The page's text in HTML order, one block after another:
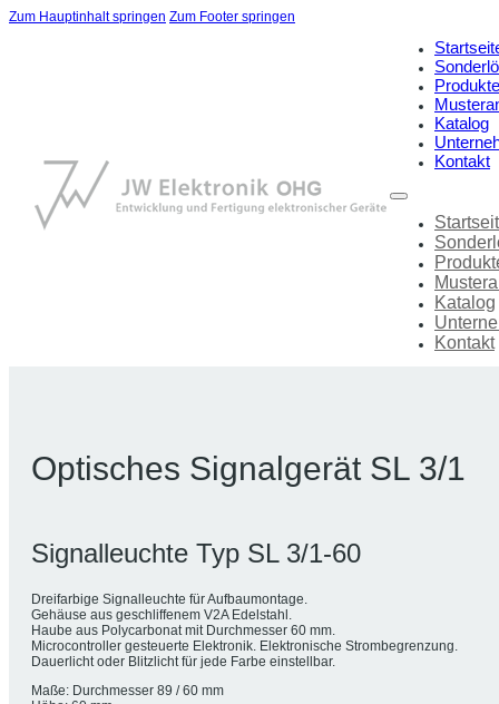
Zum Hauptinhalt springen Zum Footer springen
Produkte
Katalog
Kontakt
Katalog
Kontakt
Optisches Signalgerät SL 3/1
Signalleuchte Typ SL 3/1-60
Dreifarbige Signalleuchte für Aufbaumontage.
Gehäuse aus geschliffenem V2A Edelstahl.
Haube aus Polycarbonat mit Durchmesser 60 mm.
Microcontroller gesteuerte Elektronik. Elektronische Strombegrenzung.
Dauerlicht oder Blitzlicht für jede Farbe einstellbar.
Maße: Durchmesser 89 / 60 mm